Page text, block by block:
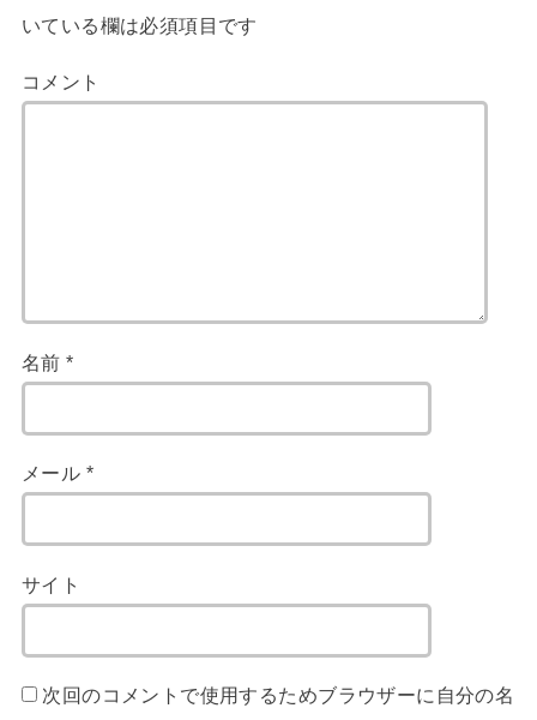
いている欄は必須項目です
コメント
名前*
メール *
サイト
次回のコメントで使用するためブラウザーに自分の名